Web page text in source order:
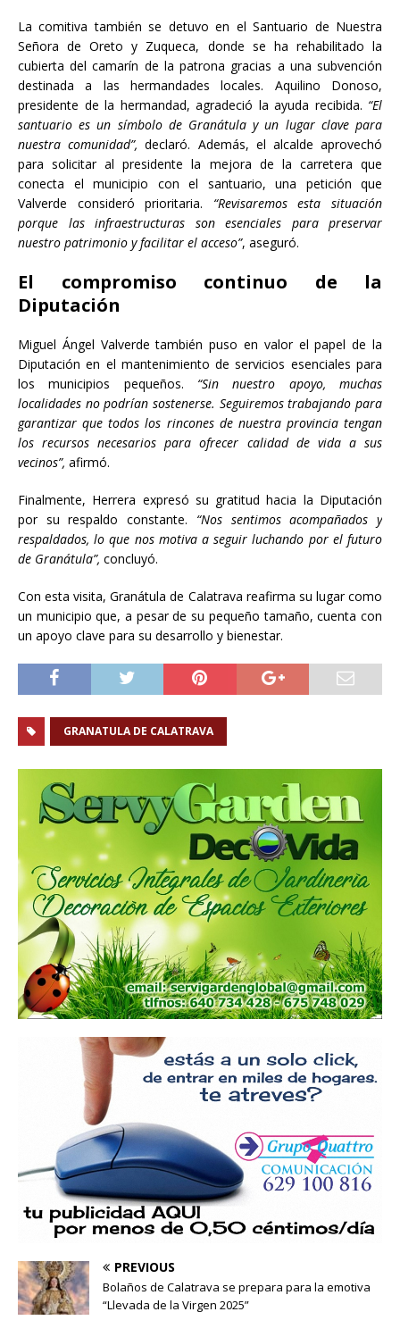
La comitiva también se detuvo en el Santuario de Nuestra
Señora de Oreto y Zuqueca, donde se ha rehabilitado la
cubierta del camarín de la patrona gracias a una subvención
destinada a las hermandades locales. Aquilino Donoso,
presidente de la hermandad, agradeció la ayuda recibida. “El
santuario es un símbolo de Granátula y un lugar clave para
nuestra comunidad”, declaró. Además, el alcalde aprovechó
para solicitar al presidente la mejora de la carretera que
conecta el municipio con el santuario, una petición que
Valverde consideró prioritaria. “Revisaremos esta situación
porque las infraestructuras son esenciales para preservar
nuestro patrimonio y facilitar el acceso”, aseguró.
El compromiso continuo de la
Diputación
Miguel Ángel Valverde también puso en valor el papel de la
Diputación en el mantenimiento de servicios esenciales para
los municipios pequeños. “Sin nuestro apoyo, muchas
localidades no podrían sostenerse. Seguiremos trabajando para
garantizar que todos los rincones de nuestra provincia tengan
los recursos necesarios para ofrecer calidad de vida a sus
vecinos”, afirmó.
Finalmente, Herrera expresó su gratitud hacia la Diputación
por su respaldo constante. “Nos sentimos acompañados y
respaldados, lo que nos motiva a seguir luchando por el futuro
de Granátula”, concluyó.
Con esta visita, Granátula de Calatrava reafirma su lugar como
un municipio que, a pesar de su pequeño tamaño, cuenta con
un apoyo clave para su desarrollo y bienestar.
GRANATULA DE CALATRAVA
PREVIOUS
Bolaños de Calatrava se prepara para la emotiva
“Llevada de la Virgen 2025”